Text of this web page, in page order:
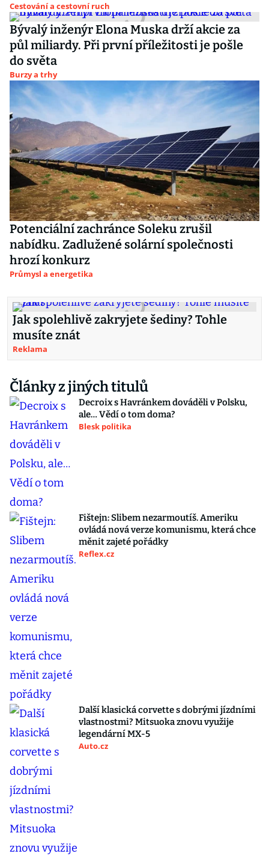
Cestování a cestovní ruch
Bývalý inženýr Elona Muska drží akcie za
půl miliardy. Při první příležitosti je pošle
do světa
Burzy a trhy
Potenciální zachránce Soleku zrušil
nabídku. Zadlužené solární společnosti
hrozí konkurz
Průmysl a energetika
Jak spolehlivě zakryjete šediny? Tohle
musíte znát
Reklama
Články z jiných titulů
Decroix s Havránkem dováděli v Polsku,
ale… Vědí o tom doma?
Blesk politika
Fištejn: Slibem nezarmoutíš. Ameriku
ovládá nová verze komunismu, která chce
měnit zajeté pořádky
Reflex.cz
Další klasická corvette s dobrými jízdními
vlastnostmi? Mitsuoka znovu využije
legendární MX-5
Auto.cz